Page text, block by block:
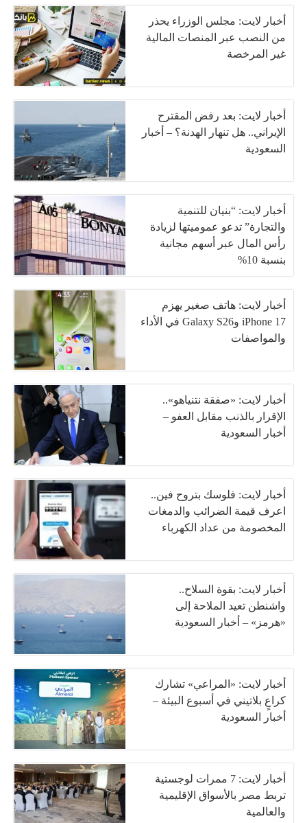
أخبار لايت: مجلس الوزراء يحذر
من النصب عبر المنصات المالية
غير المرخصة
أخبار لايت: بعد رفض المقترح
الإيراني.. هل تنهار الهدنة؟ – أخبار
السعودية
أخبار لايت: “بنيان للتنمية
والتجارة” تدعو عموميتها لزيادة
رأس المال عبر أسهم مجانية
بنسبة 10%
أخبار لايت: هاتف صغير يهزم
iPhone 17 وGalaxy S26 في الأداء
والمواصفات
أخبار لايت: «صفقة نتنياهو»..
الإقرار بالذنب مقابل العفو –
أخبار السعودية
أخبار لايت: فلوسك بتروح فين..
اعرف قيمة الضرائب والدمغات
المخصومة من عداد الكهرباء
أخبار لايت: بقوة السلاح..
واشنطن تعيد الملاحة إلى
«هرمز» – أخبار السعودية
أخبار لايت: «المراعي» تشارك
كراعٍ بلاتيني في أسبوع البيئة –
أخبار السعودية
أخبار لايت: 7 ممرات لوجستية
تربط مصر بالأسواق الإقليمية
والعالمية